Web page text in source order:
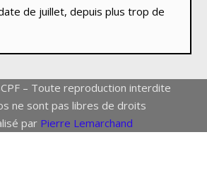
de juillet, depuis plus trop de
– Toute reproduction interdite
ne sont pas libres de droits
par Pierre Lemarchand